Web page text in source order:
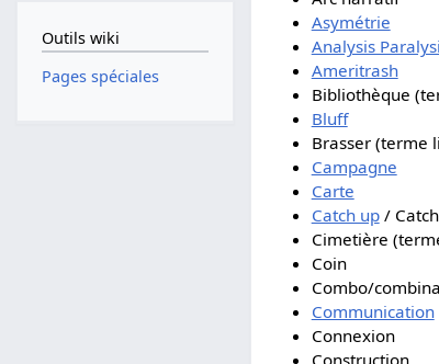
Asymétrie
Analysis
Ameritrash
Bibliothèque
Bluff
Brasser (terme
Campagne
Carte
Catch up/
Cimetière
Coin
Combo/
Communication
Connexion
Outils wiki
Pages spéciales